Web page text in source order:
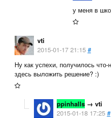
у меня в
vti
2015-01-17 21:15 #
Ну как успехи, получилось
здесь выложить решение? :)
ppinhalls→ vti
2015-01-18 17:25 #